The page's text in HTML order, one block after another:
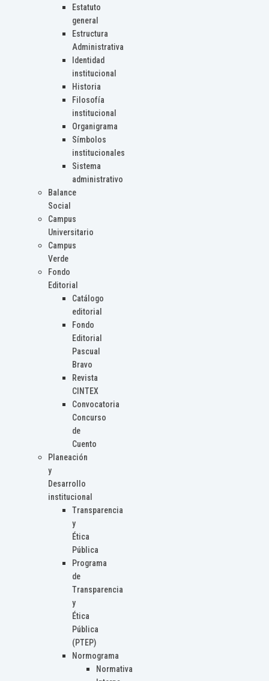
Estatuto
general
Estructura
Administrativa
Identidad
institucional
Historia
Filosofía
institucional
Organigrama
Símbolos
institucionales
Sistema
administrativo
Balance
Social
Campus
Universitario
Campus
Verde
Fondo
Editorial
Catálogo
editorial
Fondo
Editorial
Pascual
Bravo
Revista
CINTEX
Convocatoria
Concurso
de
Cuento
Planeación
y
Desarrollo
institucional
Transparencia
y
Ética
Pública
Programa
de
Transparencia
y
Ética
Pública
(PTEP)
Normograma
Normativa